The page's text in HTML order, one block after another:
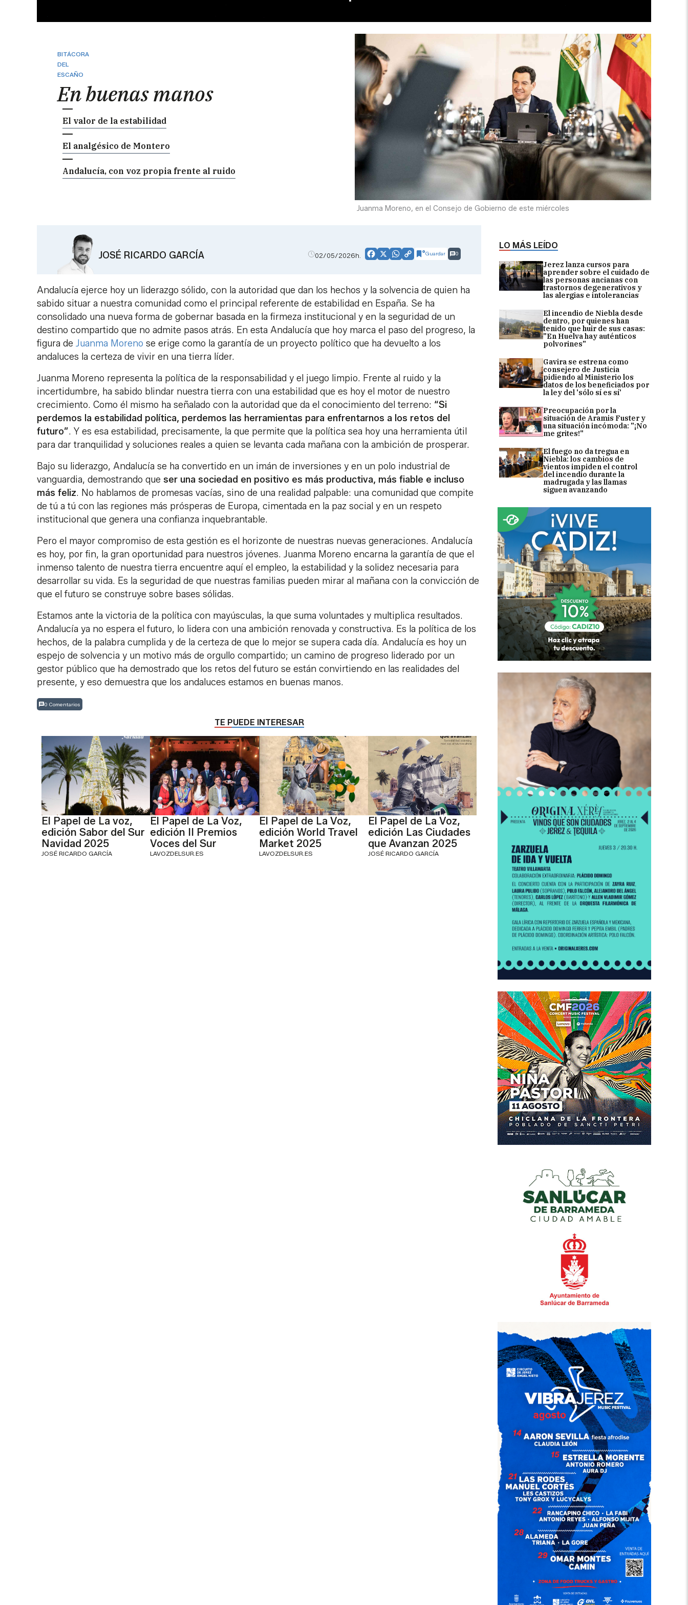
BITÁCORA
DEL
ESCAÑO
En buenas manos
El valor de la estabilidad
El analgésico de Montero
Andalucía, con voz propia frente al ruido
Juanma Moreno, en el Consejo de Gobierno de este miércoles
LO MÁS LEÍDO
Jerez lanza cursos para
aprender sobre el cuidado de
las personas ancianas con
trastornos degenerativos y
las alergias e intolerancias
El incendio de Niebla desde
dentro, por quienes han
tenido que huir de sus casas:
"En Huelva hay auténticos
polvorines"
Gavira se estrena como
consejero de Justicia
pidiendo al Ministerio los
datos de los beneficiados por
la ley del 'sólo sí es sí'
Preocupación por la
situación de Aramis Fuster y
una situación incómoda: "¡No
me grites!"
El fuego no da tregua en
Niebla: los cambios de
vientos impiden el control
del incendio durante la
madrugada y las llamas
siguen avanzando
JOSÉ RICARDO GARCÍA 02/05/2026h. Facebook
X WhatsApp
CopyGuardar 0
Andalucía ejerce hoy un liderazgo sólido, con la autoridad que dan los hechos y la solvencia de quien ha
sabido situar a nuestra comunidad como el principal referente de estabilidad en España. Se ha
consolidado una nueva forma de gobernar basada en la firmeza institucional y en la seguridad de un
destino compartido que no admite pasos atrás. En esta Andalucía que hoy marca el paso del progreso, la
figura de Juanma Moreno se erige como la garantía de un proyecto político que ha devuelto a los
andaluces la certeza de vivir en una tierra líder.
Juanma Moreno representa la política de la responsabilidad y el juego limpio. Frente al ruido y la
incertidumbre, ha sabido blindar nuestra tierra con una estabilidad que es hoy el motor de nuestro
crecimiento. Como él mismo ha señalado con la autoridad que da el conocimiento del terreno: “Si
perdemos la estabilidad política, perdemos las herramientas para enfrentarnos a los retos del
futuro”. Y es esa estabilidad, precisamente, la que permite que la política sea hoy una herramienta útil
para dar tranquilidad y soluciones reales a quien se levanta cada mañana con la ambición de prosperar.
Bajo su liderazgo, Andalucía se ha convertido en un imán de inversiones y en un polo industrial de
vanguardia, demostrando que ser una sociedad en positivo es más productiva, más fiable e incluso
más feliz. No hablamos de promesas vacías, sino de una realidad palpable: una comunidad que compite
de tú a tú con las regiones más prósperas de Europa, cimentada en la paz social y en un respeto
institucional que genera una confianza inquebrantable.
Pero el mayor compromiso de esta gestión es el horizonte de nuestras nuevas generaciones. Andalucía
es hoy, por fin, la gran oportunidad para nuestros jóvenes. Juanma Moreno encarna la garantía de que el
inmenso talento de nuestra tierra encuentre aquí el empleo, la estabilidad y la solidez necesaria para
desarrollar su vida. Es la seguridad de que nuestras familias pueden mirar al mañana con la convicción de
que el futuro se construye sobre bases sólidas.
Estamos ante la victoria de la política con mayúsculas, la que suma voluntades y multiplica resultados.
Andalucía ya no espera el futuro, lo lidera con una ambición renovada y constructiva. Es la política de los
hechos, de la palabra cumplida y de la certeza de que lo mejor se supera cada día. Andalucía es hoy un
espejo de solvencia y un motivo más de orgullo compartido; un camino de progreso liderado por un
gestor público que ha demostrado que los retos del futuro se están convirtiendo en las realidades del
presente, y eso demuestra que los andaluces estamos en buenas manos.
0 Comentarios
TE PUEDE INTERESAR
El Papel de La voz,
edición Sabor del Sur
Navidad 2025
JOSÉ RICARDO GARCÍA
El Papel de La Voz,
edición II Premios
Voces del Sur
LAVOZDELSUR.ES
El Papel de La Voz,
edición World Travel
Market 2025
LAVOZDELSUR.ES
El Papel de La Voz,
edición Las Ciudades
que Avanzan 2025
JOSÉ RICARDO GARCÍA